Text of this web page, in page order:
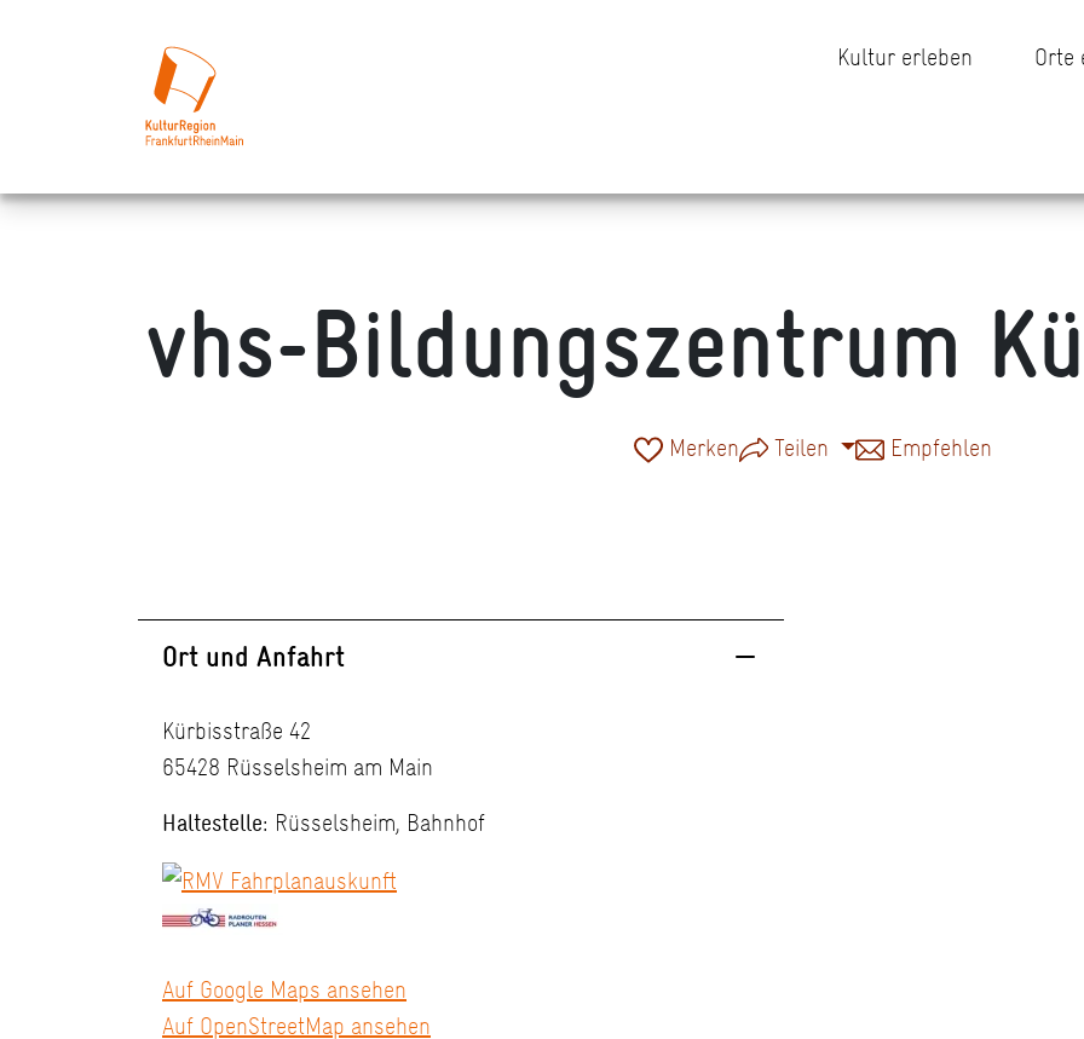
Kultur erleben Orte
vhs-Bildungszentrum
Merken Teilen Empfehlen
Ort und Anfahrt
Kürbisstraße 42
65428 Rüsselsheim am Main
Haltestelle: Rüsselsheim, Bahnhof
Auf Google Maps ansehen
Auf OpenStreetMap ansehen